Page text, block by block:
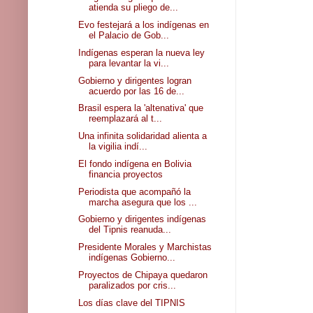
atienda su pliego de...
Evo festejará a los indígenas en
el Palacio de Gob...
Indígenas esperan la nueva ley
para levantar la vi...
Gobierno y dirigentes logran
acuerdo por las 16 de...
Brasil espera la 'altenativa' que
reemplazará al t...
Una infinita solidaridad alienta a
la vigilia indí...
El fondo indígena en Bolivia
financia proyectos
Periodista que acompañó la
marcha asegura que los ...
Gobierno y dirigentes indígenas
del Tipnis reanuda...
Presidente Morales y Marchistas
indígenas Gobierno...
Proyectos de Chipaya quedaron
paralizados por cris...
Los días clave del TIPNIS